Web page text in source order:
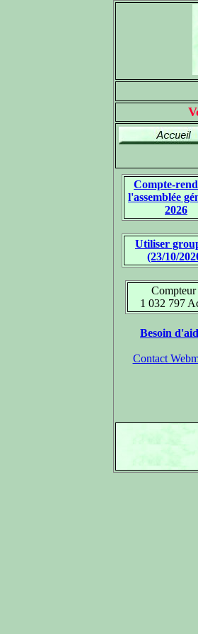
Compte-
l'assemblée
2026
Utiliser
(23/10/
Compteur
1 032 797
Besoin
Contact